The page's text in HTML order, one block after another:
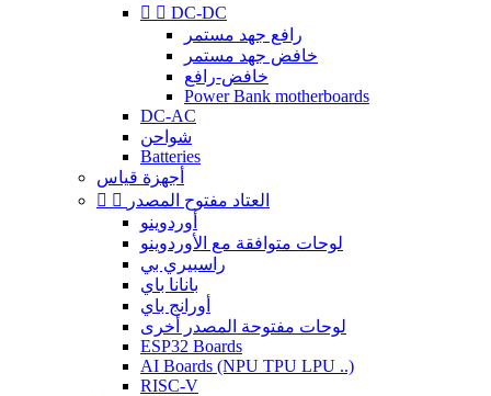
  DC-DC
رافع جهد مستمر
خافض جهد مستمر
خافض-رافع
Power Bank motherboards
DC-AC
شواحن
Batteries
أجهزة قياس
 
العتاد مفتوح المصدر
أوردوينو
لوحات متوافقة مع الأوردوينو
راسبيري بي
بانانا باي
أورانج باي
لوحات مفتوحة المصدر أخرى
ESP32 Boards
AI Boards (NPU TPU LPU ..)
RISC-V